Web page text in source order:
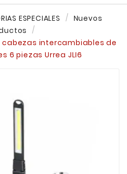
ESPECIALES
Nuevos
intercambiables de
6 piezas Urrea JLI6